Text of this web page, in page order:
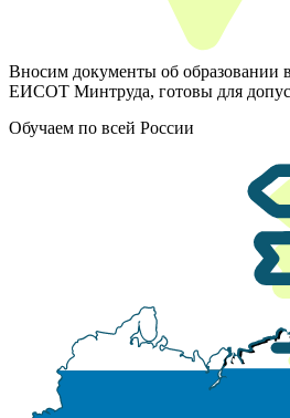
Вносим документы об
ЕИСОТ Минтруда, готовы для
Обучаем по всей России